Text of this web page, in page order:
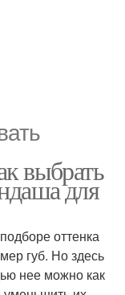
выбрать
для
оттенка
губ. Но здесь
нее можно как